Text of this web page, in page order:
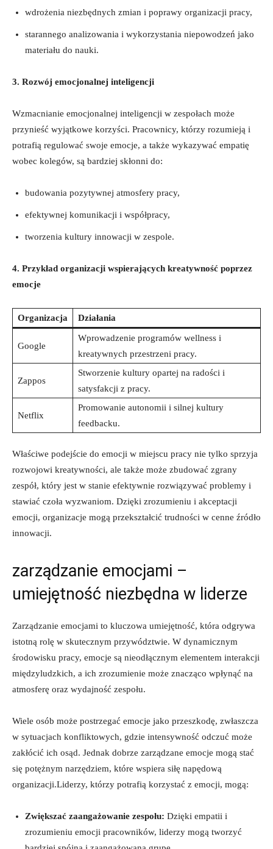
wdrożenia niezbędnych zmian i poprawy organizacji pracy,
starannego analizowania i wykorzystania niepowodzeń jako
materiału do nauki.
3. Rozwój emocjonalnej inteligencji
Wzmacnianie emocjonalnej inteligencji w zespołach może
przynieść wyjątkowe korzyści. Pracownicy, którzy rozumieją i
potrafią regulować swoje emocje, a także wykazywać empatię
wobec kolegów, są bardziej skłonni do:
budowania pozytywnej atmosfery pracy,
efektywnej komunikacji i współpracy,
tworzenia kultury innowacji w zespole.
4. Przykład organizacji wspierających kreatywność poprzez
emocje
Organizacja Działania
Google
Wprowadzenie programów wellness i
kreatywnych przestrzeni pracy.
Zappos
Stworzenie kultury opartej na radości i
satysfakcji z pracy.
Netflix
Promowanie autonomii i silnej kultury
feedbacku.
Właściwe podejście do emocji w miejscu pracy nie tylko sprzyja
rozwojowi kreatywności, ale także może zbudować zgrany
zespół, który jest w stanie efektywnie rozwiązywać problemy i
stawiać czoła wyzwaniom. Dzięki zrozumieniu i akceptacji
emocji, organizacje mogą przekształcić trudności w cenne źródło
innowacji.
zarządzanie emocjami –
umiejętność niezbędna w liderze
Zarządzanie emocjami to kluczowa umiejętność, która odgrywa
istotną rolę w skutecznym przywództwie. W dynamicznym
środowisku pracy, emocje są nieodłącznym elementem interakcji
międzyludzkich, a ich zrozumienie może znacząco wpłynąć na
atmosferę oraz wydajność zespołu.
Wiele osób może postrzegać emocje jako przeszkodę, zwłaszcza
w sytuacjach konfliktowych, gdzie intensywność odczuć może
zakłócić ich osąd. Jednak dobrze zarządzane emocje mogą stać
się potężnym narzędziem, które wspiera siłę napędową
organizacji.Liderzy, którzy potrafią korzystać z emocji, mogą:
Zwiększać zaangażowanie zespołu: Dzięki empatii i
zrozumieniu emocji pracowników, liderzy mogą tworzyć